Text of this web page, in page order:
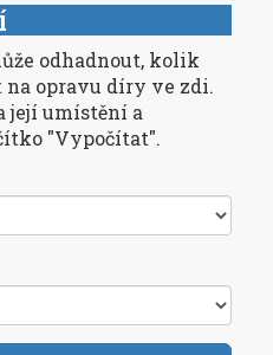
odhadnout, kolik
na opravu díry ve zdi.
její umístění a
"Vypočítat".